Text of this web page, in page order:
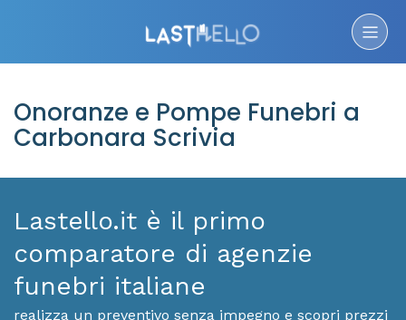
Onoranze e Pompe Funebri a
Carbonara Scrivia
Lastello.it è il primo
comparatore di agenzie
funebri italiane
realizza un preventivo senza impegno e scopri prezzi